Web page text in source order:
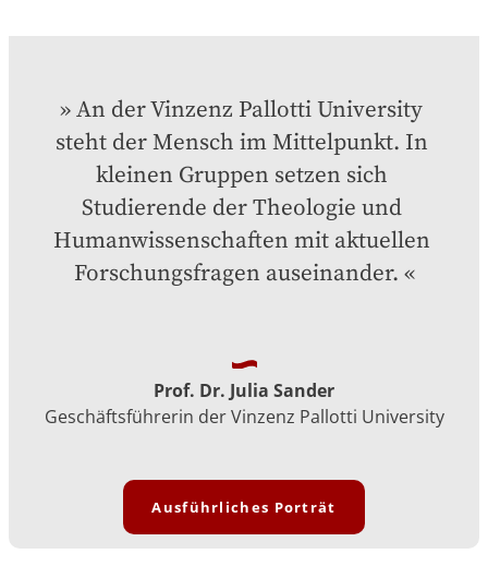
An der Vinzenz Pallotti University
steht der Mensch im Mittelpunkt. In
kleinen Gruppen setzen sich
Studierende der Theologie und
Humanwissenschaften mit aktuellen
Forschungsfragen auseinander.
Prof. Dr. Julia Sander
Geschäftsführerin der Vinzenz Pallotti University
Ausführliches Porträt